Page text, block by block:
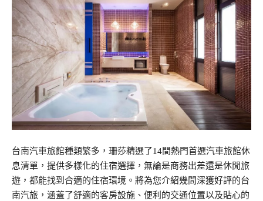
台南汽車旅館種類繁多，珊莎精選了14間熱門首選汽車旅館休
息清單，提供多樣化的住宿選擇，無論是商務出差還是休閒旅
遊，都能找到合適的住宿環境。將為您介紹幾間深獲好評的台
南汽旅，涵蓋了舒適的客房設施、便利的交通位置以及貼心的